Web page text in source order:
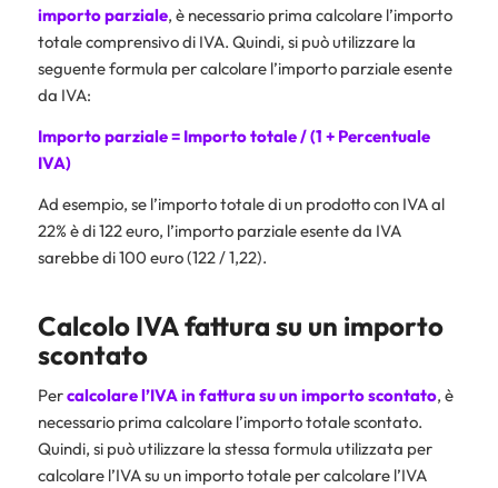
importo parziale, è necessario prima calcolare l’importo
totale comprensivo di IVA. Quindi, si può utilizzare la
seguente formula per calcolare l’importo parziale esente
da IVA:
Importo parziale = Importo totale / (1 + Percentuale
IVA)
Ad esempio, se l’importo totale di un prodotto con IVA al
22% è di 122 euro, l’importo parziale esente da IVA
sarebbe di 100 euro (122 / 1,22).
Calcolo IVA fattura su un importo
scontato
Percalcolare l’IVA in fatturasu un importo scontato, è
necessario prima calcolare l’importo totale scontato.
Quindi, si può utilizzare la stessa formula utilizzata per
calcolare l’IVA su un importo totale per calcolare l’IVA